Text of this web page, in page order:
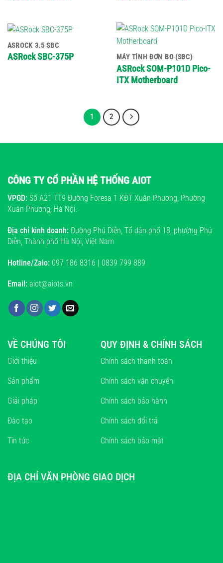
ASROCK 3.5 SBC
ASRock SBC-375P MÁY TÍNH ĐƠN BO (SBC)
ASRock SOM-P101D Pico-
ITX Motherboard
1 2
CÔNG TY CỔ PHẦN HỆ THỐNG AIOT
VPGD: Số A21-TT9 Đường Foresa 1 KĐT Xuân Phương, Phường
Xuân Phương, Hà Nội.
Địa chỉ kinh doanh: Đường Phú Diễn, Tổ dân phố 18, phường Phú
Diễn, Thành phố Hà Nội, Việt Nam
Hotline/Zalo: 097 186 8316 | 0839 799 889
Email: aiot@aiots.vn
VỀ CHÚNG TÔI
Giới thiệu
Sản phẩm
Giải pháp
Đào tạo
Tin tức
QUY ĐỊNH & CHÍNH SÁCH
Chính sách thanh toán
Chính sách vận chuyển
Chính sách bảo hành
Chính sách đổi trả
Chính sách bảo mật
ĐỊA CHỈ VĂN PHÒNG GIAO DỊCH